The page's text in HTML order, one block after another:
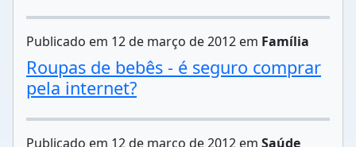
Publicado em 12 de março de 2012 em Família
Roupas de bebês - é seguro comprar
pela internet?
Publicado em 12 de março de 2012 em Saúde